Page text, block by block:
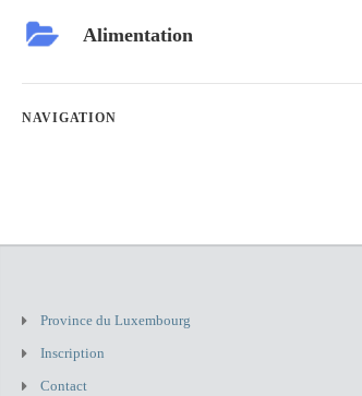
Alimentation
NAVIGATION
Province du Luxembourg
Inscription
Contact